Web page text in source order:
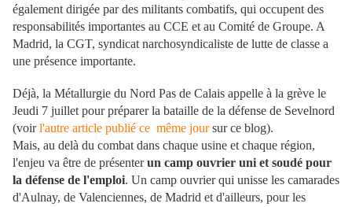
également dirigée par des militants combatifs, qui occupent des
responsabilités importantes au CCE et au Comité de Groupe. A
Madrid, la CGT, syndicat narchosyndicaliste de lutte de classe a
une présence importante.
Déjà, la Métallurgie du Nord Pas de Calais appelle à la grève le
Jeudi 7 juillet pour préparer la bataille de la défense de Sevelnord
(voirl'autre article publié ce même joursur ce blog).
Mais, au delà du combat dans chaque usine et chaque région,
l'enjeu va être de présenterun camp ouvrier uni et soudé pour
la défense de l'emploi. Un camp ouvrier qui unisse les camarades
d'Aulnay, de Valenciennes, de Madrid et d'ailleurs, pour les